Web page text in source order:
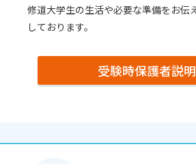
修道大学生の生活や必要な準備をお伝
しております。
受験時保護者説